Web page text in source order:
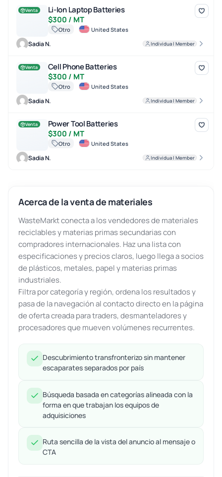
Li-Ion Laptop Batteries
Venta
Li-Ion Laptop Batteries
$300 / MT
Otro United States
Sadia N. Individual Member
Cell Phone Batteries
Venta
Cell Phone Batteries
$300 / MT
Otro United States
Sadia N. Individual Member
Power Tool Batteries
Venta
Power Tool Batteries
$300 / MT
Otro United States
Sadia N. Individual Member
Acerca de la venta de materiales
WasteMarkt conecta a los vendedores de materiales
reciclables y materias primas secundarias con
compradores internacionales. Haz una lista con
especificaciones y precios claros, luego llega a socios
de plásticos, metales, papel y materias primas
industriales.
Filtra por categoría y región, ordena los resultados y
pasa de la navegación al contacto directo en la página
de oferta creada para traders, desmanteladores y
procesadores que mueven volúmenes recurrentes.
Descubrimiento transfronterizo sin mantener
escaparates separados por país
Búsqueda basada en categorías alineada con la
forma en que trabajan los equipos de
adquisiciones
Ruta sencilla de la vista del anuncio al mensaje o
CTA